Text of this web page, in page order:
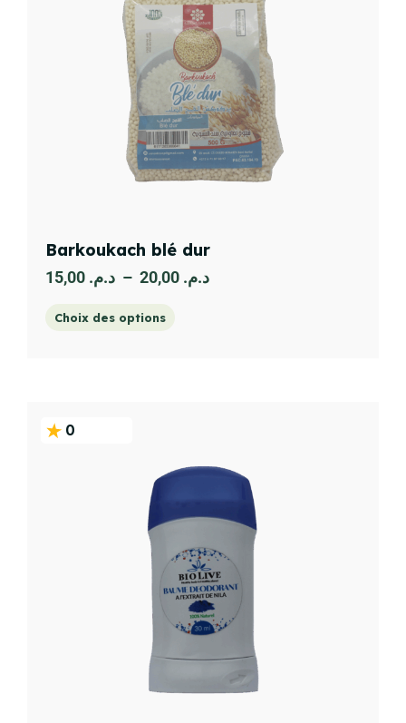
Barkoukach blé dur
د.م. – د.م.
Choix des options
0